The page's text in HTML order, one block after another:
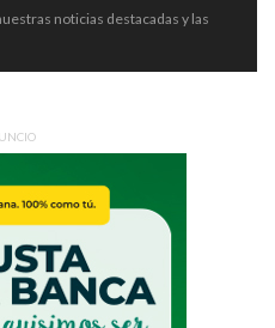
noticias destacadas y las